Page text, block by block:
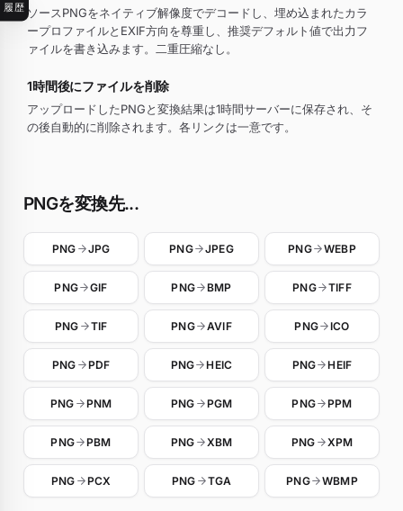
履歴 ソースPNGをネイティブ解像度でデコードし、埋め込まれたカラ
ープロファイルとEXIF方向を尊重し、推奨デフォルト値で出力フ
ァイルを書き込みます。二重圧縮なし。
1時間後にファイルを削除
アップロードしたPNGと変換結果は1時間サーバーに保存され、そ
の後自動的に削除されます。各リンクは一意です。
PNGを変換先...
PNG JPG PNG JPEG PNG WEBP
PNG GIF PNG BMP PNG TIFF
PNG TIF PNG AVIF PNG ICO
PNG PDF PNG HEIC PNG HEIF
PNG PNM PNG PGM PNG PPM
PNG PBM PNG XBM PNG XPM
PNG PCX PNG TGA PNG WBMP